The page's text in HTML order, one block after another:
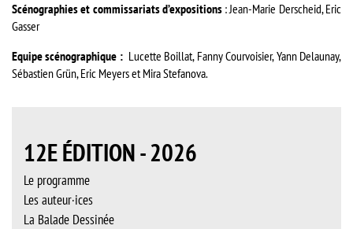
Scénographies et commissariats d’expositions: Jean-Marie Derscheid, Eric
Gasser
Equipe scénographique : Lucette Boillat, Fanny Courvoisier, Yann Delaunay,
Sébastien Grün, Eric Meyers et Mira Stefanova.
12E ÉDITION - 2026
Le programme
Les auteur·ices
La Balade Dessinée